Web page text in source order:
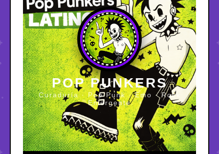
POP PUNKERS
Curaduría · Pop Punk · Emo · Rock
Emergente